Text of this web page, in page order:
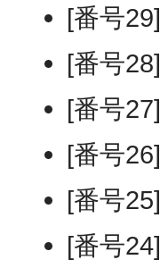
[番号29]
[番号28]
[番号27]
[番号26]
[番号25]
[番号24]